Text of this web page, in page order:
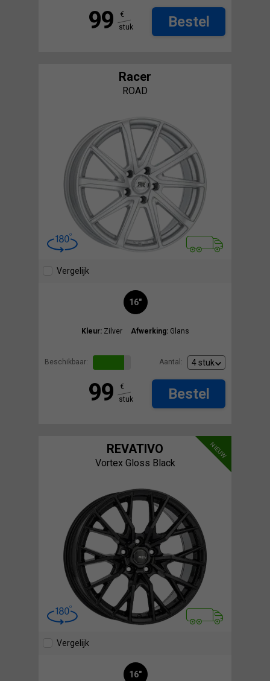
99
€
stuk
Bestel
Racer
ROAD
Vergelijk
16"
Kleur: Zilver Afwerking: Glans
Beschikbaar: Aantal:
99
€
stuk
Bestel
NIEUW
REVATIVO
Vortex Gloss Black
Vergelijk
16"